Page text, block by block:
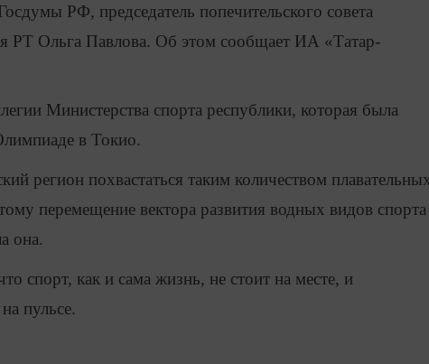
РФ, председатель попечительского совета
РТ Ольга Павлова. Об этом сообщает ИА «Татар-
Министерства спорта республики, которая была
в Токио.
регион похвастаться таким количеством
перемещение вектора развития водных видов спорта
она.
спорт, как и сама жизнь, не стоит на месте, и
пульсе.